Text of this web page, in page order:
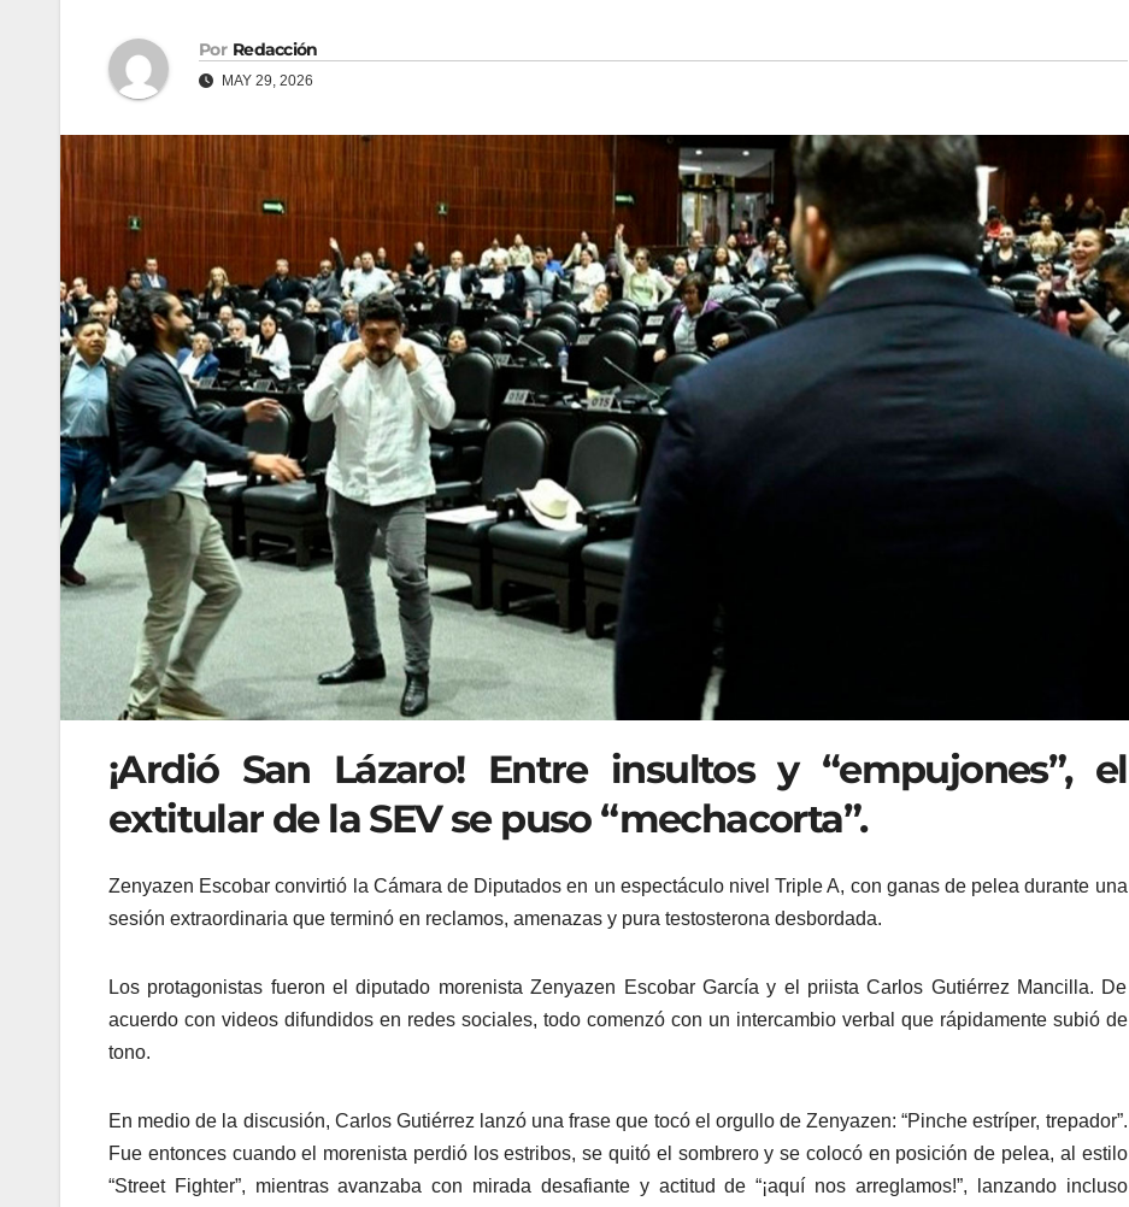
Por Redacción
MAY 29, 2026
¡Ardió San Lázaro! Entre insultos y “empujones”, el
extitular de la SEV se puso “mechacorta”.
Zenyazen Escobar convirtió la Cámara de Diputados en un espectáculo nivel Triple A, con ganas de pelea durante una
sesión extraordinaria que terminó en reclamos, amenazas y pura testosterona desbordada.
Los protagonistas fueron el diputado morenista Zenyazen Escobar García y el priista Carlos Gutiérrez Mancilla. De
acuerdo con videos difundidos en redes sociales, todo comenzó con un intercambio verbal que rápidamente subió de
tono.
En medio de la discusión, Carlos Gutiérrez lanzó una frase que tocó el orgullo de Zenyazen: “Pinche estríper, trepador”.
Fue entonces cuando el morenista perdió los estribos, se quitó el sombrero y se colocó en posición de pelea, al estilo
“Street Fighter”, mientras avanzaba con mirada desafiante y actitud de “¡aquí nos arreglamos!”, lanzando incluso